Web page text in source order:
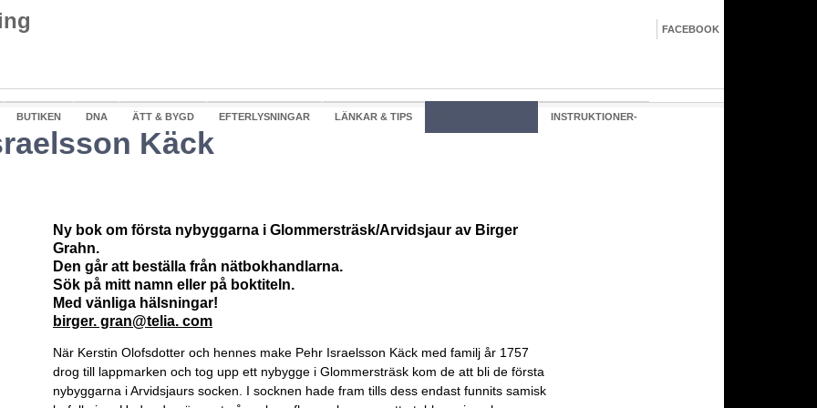
FACEBOOK
BUTIKEN DNA ÄTT & BYGD EFTERLYSNINGAR LÄNKAR & TIPS INSTRUKTIONER-
Käck
Ny bok om första nybyggarna i Glommersträsk/Arvidsjaur av Birger
Grahn.
Den går att beställa från nätbokhandlarna.
Sök på mitt namn eller på boktiteln.
Med vänliga hälsningar!
birger. gran@telia. com
När Kerstin Olofsdotter och hennes make Pehr Israelsson Käck med familj år 1757
drog till lappmarken och tog upp ett nybygge i Glommersträsk kom de att bli de första
nybyggarna i Arvidsjaurs socken. I socknen hade fram tills dess endast funnits samisk